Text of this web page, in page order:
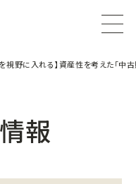
を視野に入れる】資産性を考えた「
報